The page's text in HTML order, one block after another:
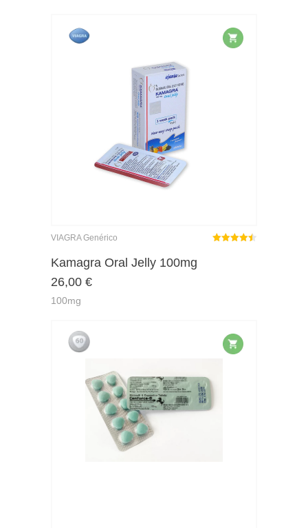
VIAGRA Genérico
Kamagra Oral Jelly 100mg
26,00 €
100mg